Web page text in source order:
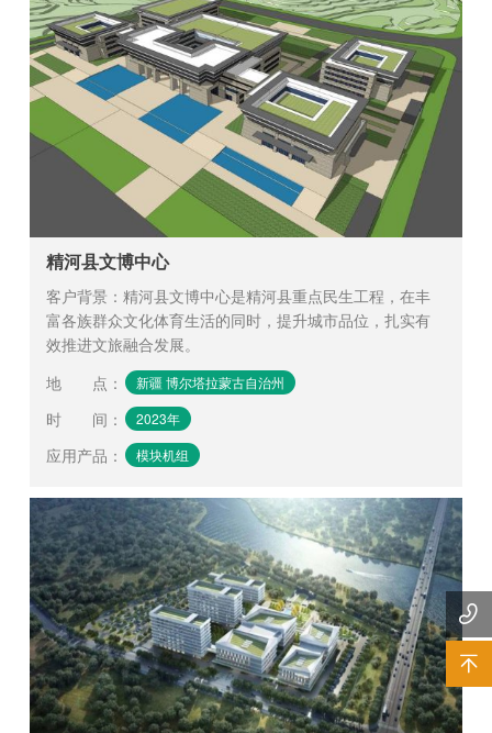
精河县文博中心
客户背景：精河县文博中心是精河县重点民生工程，在丰
富各族群众文化体育生活的同时，提升城市品位，扎实有
效推进文旅融合发展。
地 点 ： 新疆 博尔塔拉蒙古自治州
时 间 ： 2023年
应用产品 ： 模块机组